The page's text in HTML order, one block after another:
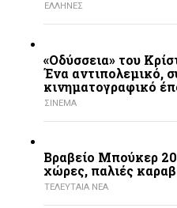
ΕΛΛΗΝΕΣ
«Οδύσσεια» του
Ένα αντιπολεμικό,
κινηματογραφικό
ΣΙΝΕΜΑ
Βραβείο Μπούκερ
χώρες, παλιές
ΤΕΛΕΥΤΑΙΑ ΝΕΑ